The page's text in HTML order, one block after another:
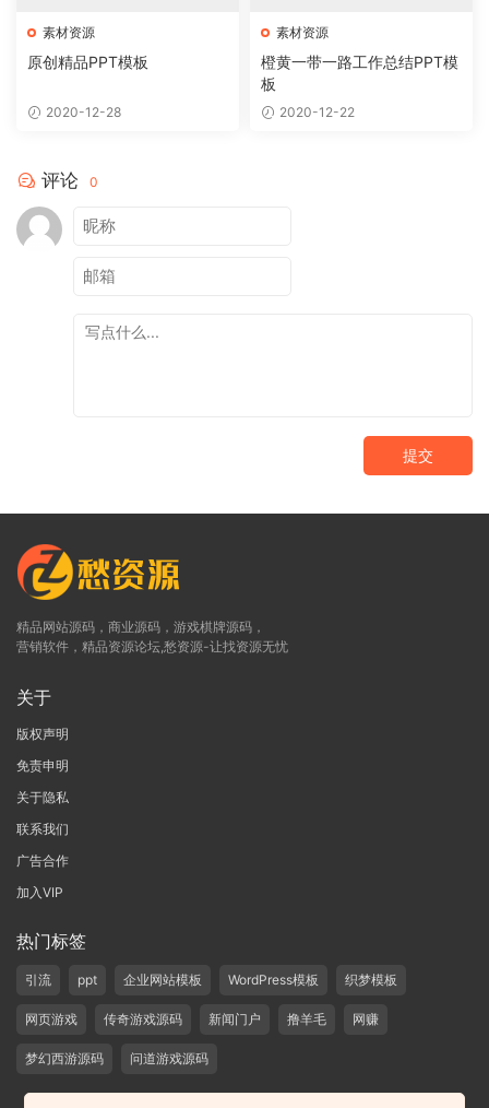
素材资源
原创精品PPT模板
2020-12-28
素材资源
橙黄一带一路工作总结PPT模
板
2020-12-22
评论 0
提交
精品网站源码，商业源码，游戏棋牌源码，
营销软件，精品资源论坛,愁资源-让找资源无忧
关于
版权声明
免责申明
关于隐私
联系我们
广告合作
加入VIP
热门标签
引流 ppt 企业网站模板 WordPress模板 织梦模板
网页游戏 传奇游戏源码 新闻门户 撸羊毛 网赚
梦幻西游源码 问道游戏源码